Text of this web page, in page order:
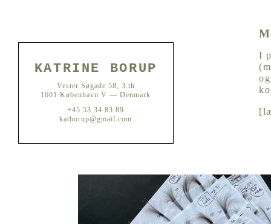
KATRINE BORUP
Vester Søgade 58, 3.th
1601 København V — Denmark
+45 53 34 83 89
katborup@gmail.com
I
[